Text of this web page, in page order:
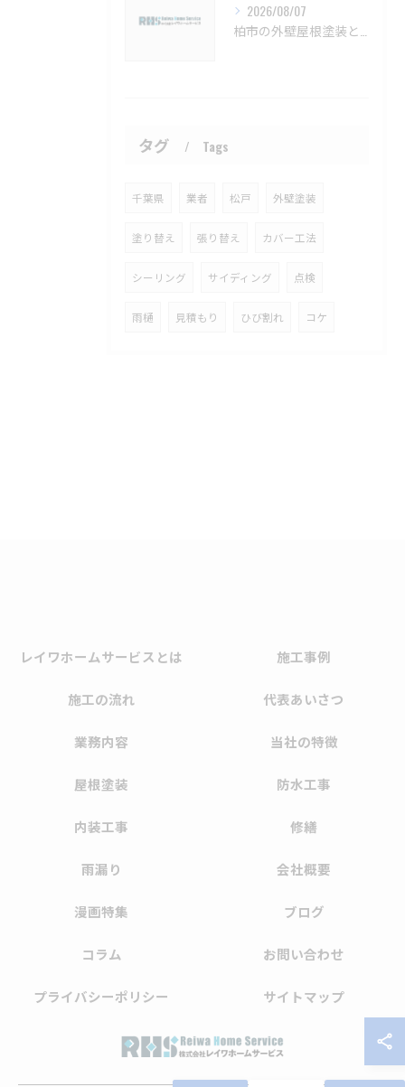
2026/08/07
タグ Tags
千葉県 業者 松戸 外壁塗装
塗り替え 張り替え カバー工法
シーリング サイディング 点検
雨樋 見積もり ひび割れ コケ
レイワホームサービスとは 施工事例
施工の流れ 代表あいさつ
業務内容 当社の特徴
屋根塗装 防水工事
内装工事 修繕
雨漏り 会社概要
漫画特集 ブログ
コラム お問い合わせ
プライバシーポリシー サイトマップ